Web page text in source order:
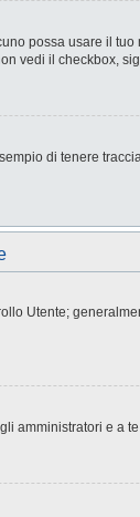
possa usare il
vedi il checkbox,
di tenere
Utente;
amministratori e a